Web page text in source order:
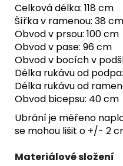
Celková délka: 118 cm
Šířka v ramenou: 38 cm
Obvod v prsou: 100 cm
Obvod v pase: 96 cm
Obvod v bocích v
Délka rukávu od
Délka rukávu od
Obvod bicepsu: 40 cm
Ubrání je měřeno
se mohou lišit o +/- 2
Materiálové složení